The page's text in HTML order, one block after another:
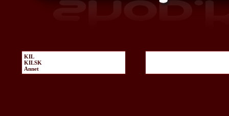
KIL
KILSK
Annet